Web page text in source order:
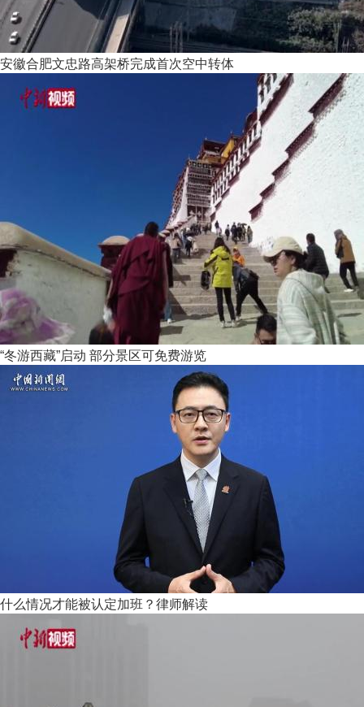
安徽合肥文忠路高架桥完成首次空中转体
“冬游西藏”启动 部分景区可免费游览
什么情况才能被认定加班？律师解读